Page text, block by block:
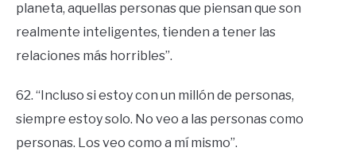
planeta, aquellas personas que piensan que son
realmente inteligentes, tienden a tener las
relaciones más horribles”.
62. “Incluso si estoy con un millón de personas,
siempre estoy solo. No veo a las personas como
personas. Los veo como a mí mismo”.